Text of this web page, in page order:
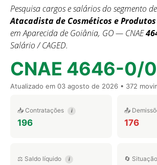
Pesquisa cargos e salários do segmento de
Atacadista de Cosméticos e
em Aparecida de Goiânia, GO — CNAE
Salário / CAGED.
CNAE 4646-0/
Atualizado em 03 agosto de 2026 • 372
📥 Contratações i
196
📤
176
⚖️ Saldo líquido i 🔄 Situação